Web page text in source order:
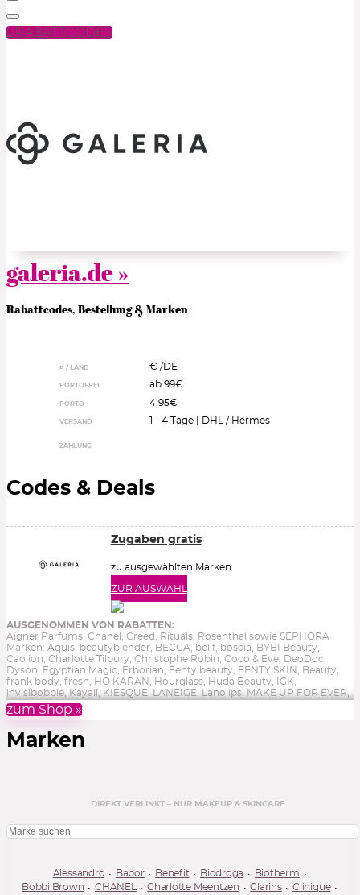
RABATTCODES
galeria.de »
Rabattcodes, Bestellung & Marken
¤ / LAND € /DE
PORTOFREI ab 99€
PORTO 4,95€
VERSAND 1 - 4 Tage | DHL / Hermes
ZAHLUNG
Codes & Deals
Zugaben gratis
zu ausgewählten Marken
ZUR AUSWAHL
AUSGENOMMEN VON RABATTEN:
Aigner Parfums, Chanel, Creed, Rituals, Rosenthal sowie SEPHORA
Marken: Aquis, beautyblender, BECCA, belif, boscia, BYBI Beauty,
Caolion, Charlotte Tilbury, Christophe Robin, Coco & Eve, DeoDoc,
Dyson, Egyptian Magic, Erborian, Fenty beauty, FENTY SKIN, Beauty,
frank body, fresh, HO KARAN, Hourglass, Huda Beauty, IGK,
invisibobble, Kayali, KIESQUE, LANEIGE, Lanolips, MAKE UP FOR EVER,
Marc Jacobs Beauty, Mario Badescu, Merci Handy, Milk, Mimitika,
Mr.Blanc Teeth, Natasha Denona, NPW, Pai Skincare, Patchology, Petit
Summer Fridays, Sunday Riley, tarte, THE INKEY LIST, The Oozoo,
thisworks, Tonymoly, too cool for school, Too Faced, Vita Coco, Winky
zum Shop »
Marken
DIREKT VERLINKT – NUR MAKEUP & SKINCARE
Alessandro Babor Benefit Biodroga
Biotherm
Bobbi Brown
CHANEL Charlotte Meentzen Clarins
Clinique